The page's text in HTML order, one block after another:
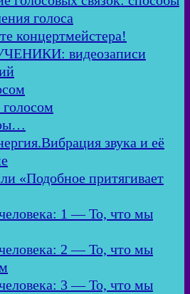
голоса
концертмейстера!
видеозаписи
звука и её
«Подобное притягивает
1 — То, что мы
2 — То, что мы
3 — То, что мы